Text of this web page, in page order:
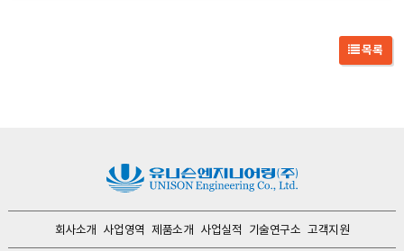
목록
회사소개 사업영역 제품소개 사업실적 기술연구소 고객지원